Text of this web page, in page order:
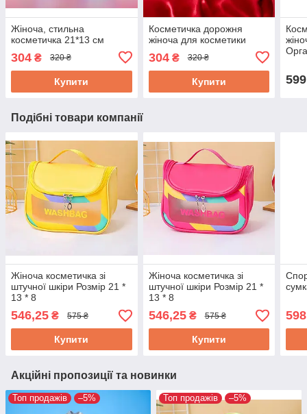
Жіноча, стильна
косметичка 21*13 см
304 ₴ 320 ₴
Купити
Косметичка дорожня
жіноча для косметики
304₴ 320 ₴
Купити 599
Подібні товари компанії
Жіноча косметичка зі
штучної шкіри Розмір 21 *
13 * 8
546,25 ₴ 575 ₴
Купити
Жіноча косметичка зі
штучної шкіри Розмір 21 *
13 * 8
546,25₴ 575 ₴
Купити
Акційні пропозиції та новинки
Топ продажів –5% Топ продажів –5%